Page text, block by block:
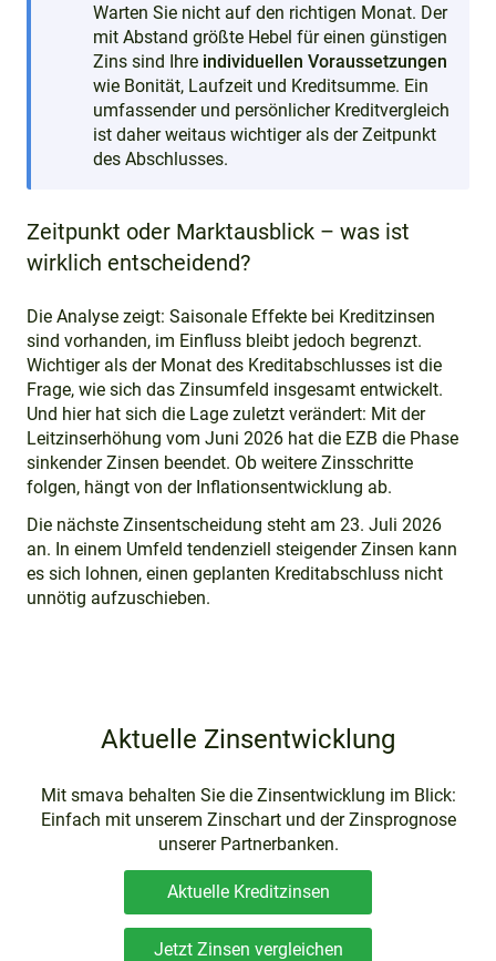
Warten Sie nicht auf den richtigen Monat. Der
mit Abstand größte Hebel für einen günstigen
Zins sind Ihre individuellen Voraussetzungen
wie Bonität, Laufzeit und Kreditsumme. Ein
umfassender und persönlicher Kreditvergleich
ist daher weitaus wichtiger als der Zeitpunkt
des Abschlusses.
Zeitpunkt oder Marktausblick – was ist
wirklich entscheidend?
Die Analyse zeigt: Saisonale Effekte bei Kreditzinsen
sind vorhanden, im Einfluss bleibt jedoch begrenzt.
Wichtiger als der Monat des Kreditabschlusses ist die
Frage, wie sich das Zinsumfeld insgesamt entwickelt.
Und hier hat sich die Lage zuletzt verändert: Mit der
Leitzinserhöhung vom Juni 2026 hat die EZB die Phase
sinkender Zinsen beendet. Ob weitere Zinsschritte
folgen, hängt von der Inflationsentwicklung ab.
Die nächste Zinsentscheidung steht am 23. Juli 2026
an. In einem Umfeld tendenziell steigender Zinsen kann
es sich lohnen, einen geplanten Kreditabschluss nicht
unnötig aufzuschieben.
Aktuelle Zinsentwicklung
Mit smava behalten Sie die Zinsentwicklung im Blick:
Einfach mit unserem Zinschart und der Zinsprognose
unserer Partnerbanken.
Aktuelle Kreditzinsen
Jetzt Zinsen vergleichen